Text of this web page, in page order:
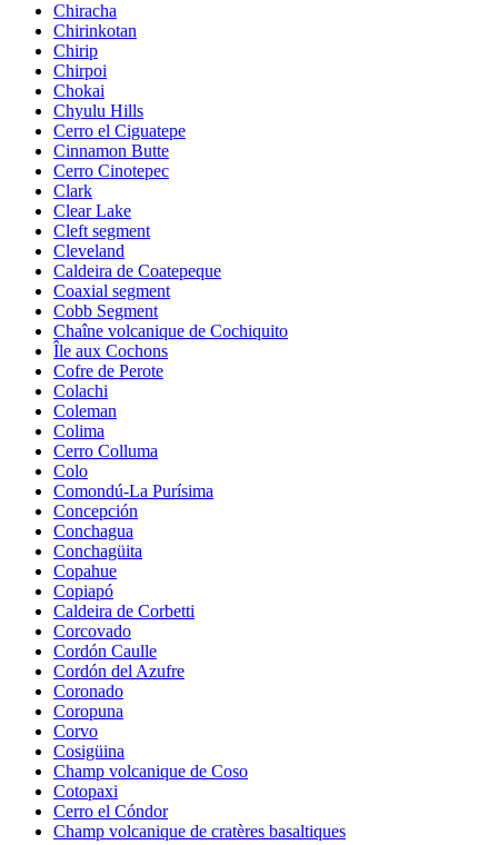
Chiracha
Chirinkotan
Chirip
Chirpoi
Chokai
Chyulu Hills
Cerro el Ciguatepe
Cinnamon Butte
Cerro Cinotepec
Clark
Clear Lake
Cleft segment
Cleveland
Caldeira de Coatepeque
Coaxial segment
Cobb Segment
Chaîne volcanique de Cochiquito
Île aux Cochons
Cofre de Perote
Colachi
Coleman
Colima
Cerro Colluma
Colo
Comondú-La Purísima
Concepción
Conchagua
Conchagüita
Copahue
Copiapó
Caldeira de Corbetti
Corcovado
Cordón Caulle
Cordón del Azufre
Coronado
Coropuna
Corvo
Cosigüina
Champ volcanique de Coso
Cotopaxi
Cerro el Cóndor
Champ volcanique de cratères basaltiques